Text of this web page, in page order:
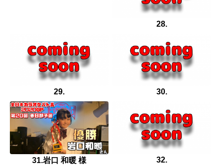
28.
29. 30.
31.岩口 和暖 様 32.